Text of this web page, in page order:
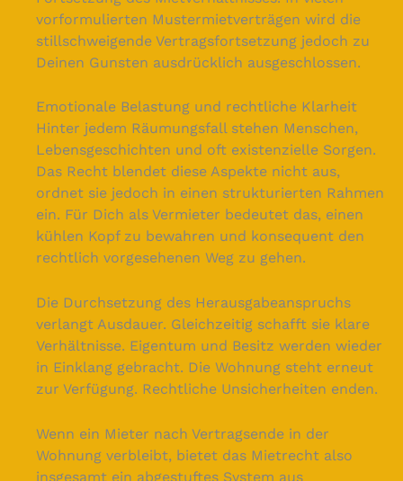
vorformulierten Mustermietverträgen wird die
stillschweigende Vertragsfortsetzung jedoch zu
Deinen Gunsten ausdrücklich ausgeschlossen.
Emotionale Belastung und rechtliche Klarheit
Hinter jedem Räumungsfall stehen Menschen,
Lebensgeschichten und oft existenzielle Sorgen.
Das Recht blendet diese Aspekte nicht aus,
ordnet sie jedoch in einen strukturierten Rahmen
ein. Für Dich als Vermieter bedeutet das, einen
kühlen Kopf zu bewahren und konsequent den
rechtlich vorgesehenen Weg zu gehen.
Die Durchsetzung des Herausgabeanspruchs
verlangt Ausdauer. Gleichzeitig schafft sie klare
Verhältnisse. Eigentum und Besitz werden wieder
in Einklang gebracht. Die Wohnung steht erneut
zur Verfügung. Rechtliche Unsicherheiten enden.
Wenn ein Mieter nach Vertragsende in der
Wohnung verbleibt, bietet das Mietrecht also
insgesamt ein abgestuftes System aus